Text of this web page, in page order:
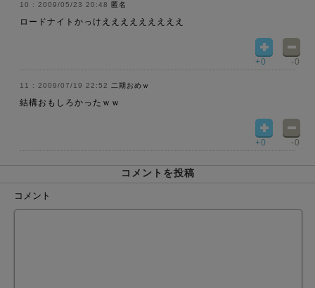
2009/05/23 20:48 匿名
ロードナイトかっけえええええええええ
+0 -0
2009/07/19 22:52 二期おめｗ
結構おもしろかったｗｗ
+0 -0
コメントを投稿
コメント